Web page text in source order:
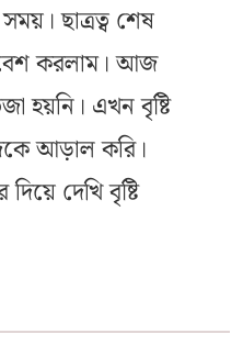
ছাত্রত্ব শেষ
করলাম। আজ
হয়নি। এখন বৃষ্টি
আড়াল করি।
দেখি বৃষ্টি